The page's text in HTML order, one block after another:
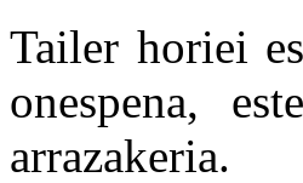
Tailer horiei
onespena,
arrazakeria.